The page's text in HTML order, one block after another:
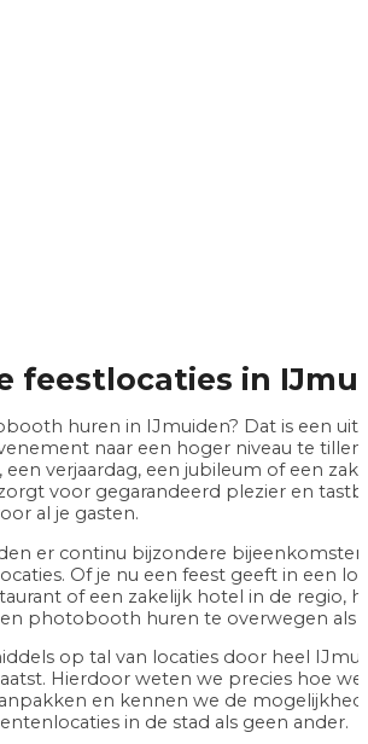
feestlocaties in
huren in IJmuiden? Dat is een
naar een hoger niveau te
verjaardag, een jubileum of een
voor gegarandeerd plezier en
al je gasten.
er continu bijzondere
Of je nu een feest geeft in een
of een zakelijk hotel in de regio,
photobooth huren te overwegen als
op tal van locaties door heel
Hierdoor weten we precies hoe
en kennen we de
in de stad als geen ander.